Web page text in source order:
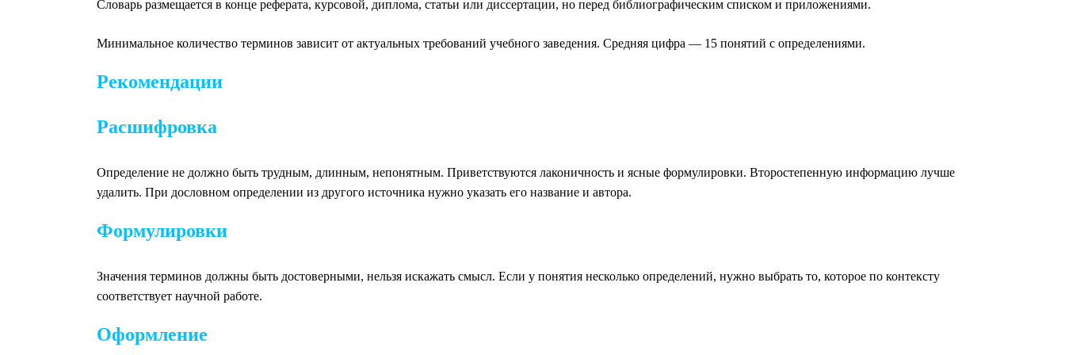
Словарь размещается в конце реферата, курсовой, диплома, статьи или диссертации, но перед библиографическим списком и приложениями.
Минимальное количество терминов зависит от актуальных требований учебного заведения. Средняя цифра ― 15 понятий с определениями.
Рекомендации
Расшифровка
Определение не должно быть трудным, длинным, непонятным. Приветствуются лаконичность и ясные формулировки. Второстепенную информацию лучше
удалить. При дословном определении из другого источника нужно указать его название и автора.
Формулировки
Значения терминов должны быть достоверными, нельзя искажать смысл. Если у понятия несколько определений, нужно выбрать то, которое по контексту
соответствует научной работе.
Оформление